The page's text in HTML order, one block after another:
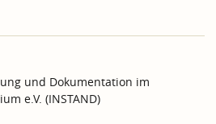
und Dokumentation im
e.V. (INSTAND)